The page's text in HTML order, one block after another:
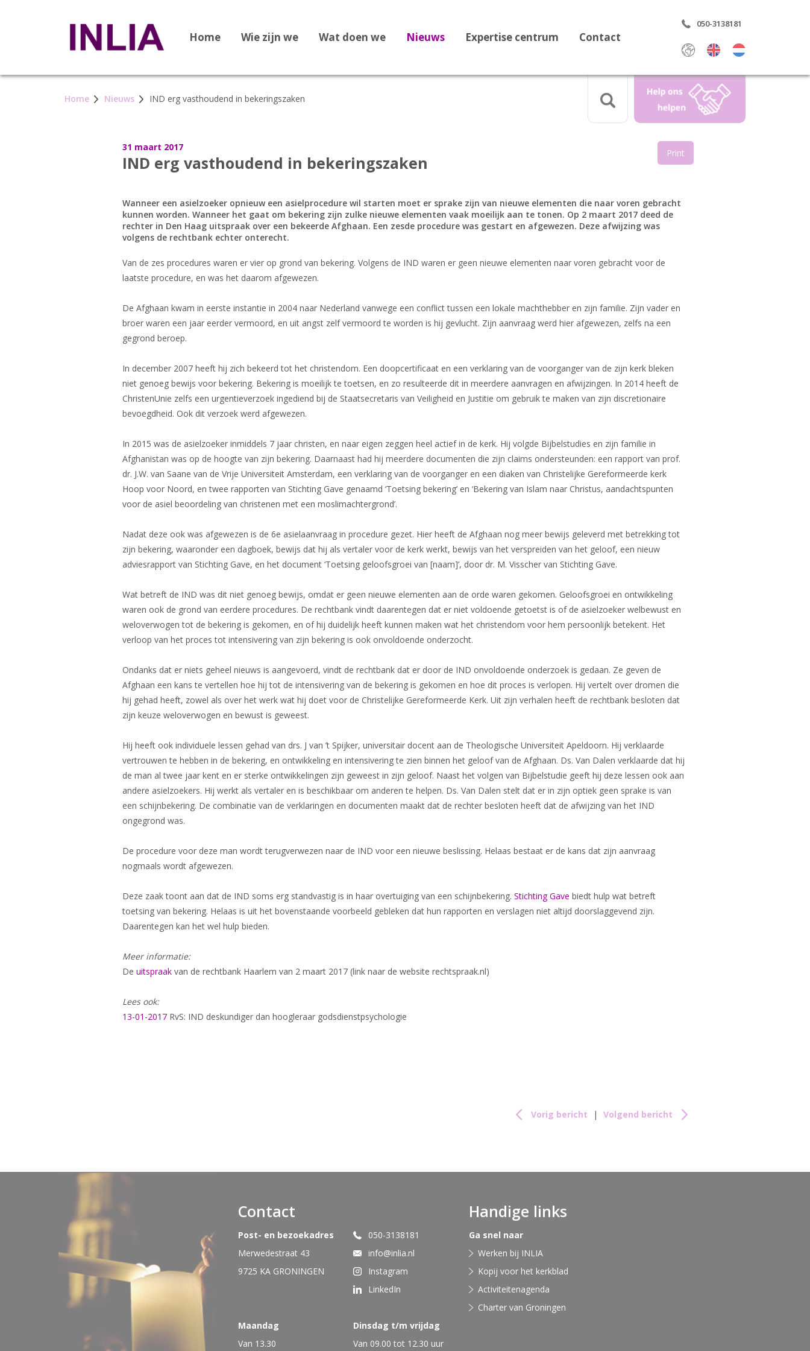
Home Wie zijn we Wat doen we Nieuws Expertise centrum
Dossier 1F Vluchtelingenverdrag
Dossier Afghanistan
Nieuws
Contact
050-3138181
Select Language
Home Nieuws IND erg vasthoudend in bekeringszaken
31 maart 2017
IND erg vasthoudend in bekeringszaken Print
Wanneer een asielzoeker opnieuw een asielprocedure wil starten moet er sprake zijn van nieuwe elementen die naar voren gebracht
kunnen worden. Wanneer het gaat om bekering zijn zulke nieuwe elementen vaak moeilijk aan te tonen. Op 2 maart 2017 deed de
rechter in Den Haag uitspraak over een bekeerde Afghaan. Een zesde procedure was gestart en afgewezen. Deze afwijzing was
volgens de rechtbank echter onterecht.
Van de zes procedures waren er vier op grond van bekering. Volgens de IND waren er geen nieuwe elementen naar voren gebracht voor de
laatste procedure, en was het daarom afgewezen.
De Afghaan kwam in eerste instantie in 2004 naar Nederland vanwege een conflict tussen een lokale machthebber en zijn familie. Zijn vader en
broer waren een jaar eerder vermoord, en uit angst zelf vermoord te worden is hij gevlucht. Zijn aanvraag werd hier afgewezen, zelfs na een
gegrond beroep.
In december 2007 heeft hij zich bekeerd tot het christendom. Een doopcertificaat en een verklaring van de voorganger van de zijn kerk bleken
niet genoeg bewijs voor bekering. Bekering is moeilijk te toetsen, en zo resulteerde dit in meerdere aanvragen en afwijzingen. In 2014 heeft de
ChristenUnie zelfs een urgentieverzoek ingediend bij de Staatsecretaris van Veiligheid en Justitie om gebruik te maken van zijn discretionaire
bevoegdheid. Ook dit verzoek werd afgewezen.
In 2015 was de asielzoeker inmiddels 7 jaar christen, en naar eigen zeggen heel actief in de kerk. Hij volgde Bijbelstudies en zijn familie in
Afghanistan was op de hoogte van zijn bekering. Daarnaast had hij meerdere documenten die zijn claims ondersteunden: een rapport van prof.
dr. J.W. van Saane van de Vrije Universiteit Amsterdam, een verklaring van de voorganger en een diaken van Christelijke Gereformeerde kerk
Hoop voor Noord, en twee rapporten van Stichting Gave genaamd ‘Toetsing bekering’ en ‘Bekering van Islam naar Christus, aandachtspunten
voor de asiel beoordeling van christenen met een moslimachtergrond’.
Nadat deze ook was afgewezen is de 6e asielaanvraag in procedure gezet. Hier heeft de Afghaan nog meer bewijs geleverd met betrekking tot
zijn bekering, waaronder een dagboek, bewijs dat hij als vertaler voor de kerk werkt, bewijs van het verspreiden van het geloof, een nieuw
adviesrapport van Stichting Gave, en het document ‘Toetsing geloofsgroei van [naam]’, door dr. M. Visscher van Stichting Gave.
Wat betreft de IND was dit niet genoeg bewijs, omdat er geen nieuwe elementen aan de orde waren gekomen. Geloofsgroei en ontwikkeling
waren ook de grond van eerdere procedures. De rechtbank vindt daarentegen dat er niet voldoende getoetst is of de asielzoeker welbewust en
weloverwogen tot de bekering is gekomen, en of hij duidelijk heeft kunnen maken wat het christendom voor hem persoonlijk betekent. Het
verloop van het proces tot intensivering van zijn bekering is ook onvoldoende onderzocht.
Ondanks dat er niets geheel nieuws is aangevoerd, vindt de rechtbank dat er door de IND onvoldoende onderzoek is gedaan. Ze geven de
Afghaan een kans te vertellen hoe hij tot de intensivering van de bekering is gekomen en hoe dit proces is verlopen. Hij vertelt over dromen die
hij gehad heeft, zowel als over het werk wat hij doet voor de Christelijke Gereformeerde Kerk. Uit zijn verhalen heeft de rechtbank besloten dat
zijn keuze weloverwogen en bewust is geweest.
Hij heeft ook individuele lessen gehad van drs. J van ’t Spijker, universitair docent aan de Theologische Universiteit Apeldoorn. Hij verklaarde
vertrouwen te hebben in de bekering, en ontwikkeling en intensivering te zien binnen het geloof van de Afghaan. Ds. Van Dalen verklaarde dat hij
de man al twee jaar kent en er sterke ontwikkelingen zijn geweest in zijn geloof. Naast het volgen van Bijbelstudie geeft hij deze lessen ook aan
andere asielzoekers. Hij werkt als vertaler en is beschikbaar om anderen te helpen. Ds. Van Dalen stelt dat er in zijn optiek geen sprake is van
een schijnbekering. De combinatie van de verklaringen en documenten maakt dat de rechter besloten heeft dat de afwijzing van het IND
ongegrond was.
De procedure voor deze man wordt terugverwezen naar de IND voor een nieuwe beslissing. Helaas bestaat er de kans dat zijn aanvraag
nogmaals wordt afgewezen.
Deze zaak toont aan dat de IND soms erg standvastig is in haar overtuiging van een schijnbekering. Stichting Gave biedt hulp wat betreft
toetsing van bekering. Helaas is uit het bovenstaande voorbeeld gebleken dat hun rapporten en verslagen niet altijd doorslaggevend zijn.
Daarentegen kan het wel hulp bieden.
Meer informatie:
De uitspraakvan de rechtbank Haarlem van 2 maart 2017 (link naar de website rechtspraak.nl)
Lees ook:
13-01-2017RvS: IND deskundiger dan hoogleraar godsdienstpsychologie
Vorig bericht | Volgend bericht
Contact
Post- en bezoekadres
Merwedestraat 43
9725 KA GRONINGEN
050-3138181
info@inlia.nl
Instagram
LinkedIn
Maandag
Van 13.30
Dinsdag t/m vrijdag
Van 09.00 tot 12.30 uur
Handige links
Ga snel naar
Werken bij INLIA
Kopij voor het kerkblad
Activiteitenagenda
Charter van Groningen